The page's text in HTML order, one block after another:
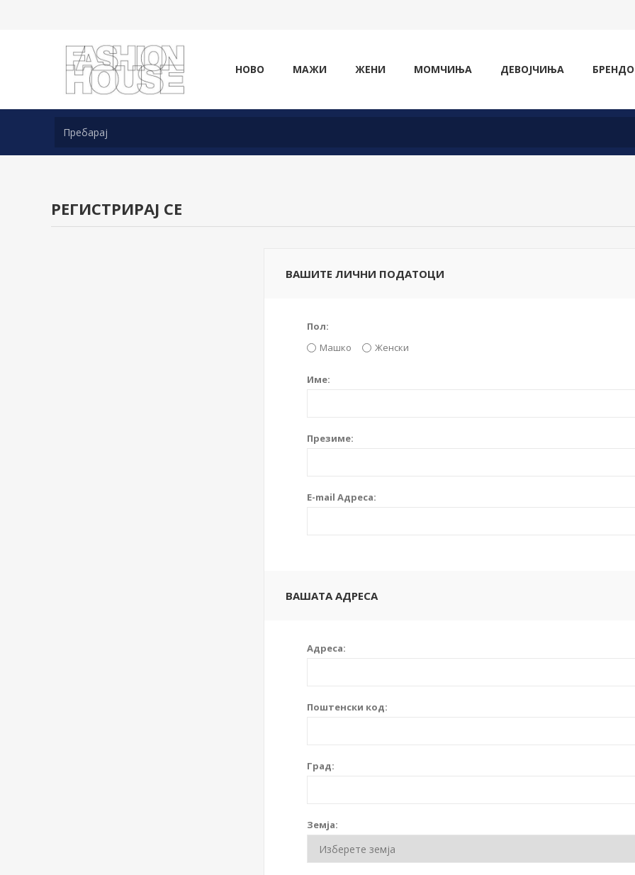
НОВО МАЖИ ЖЕНИ МОМЧИЊА ДЕВОЈЧИЊА
РЕГИСТРИРАЈ СЕ
ВАШИТЕ ЛИЧНИ ПОДАТОЦИ
Пол:
Машко
Женски
Име:
Презиме:
E-mail Адреса:
ВАШАТА АДРЕСА
Адреса:
Поштенски код:
Град:
Земја: